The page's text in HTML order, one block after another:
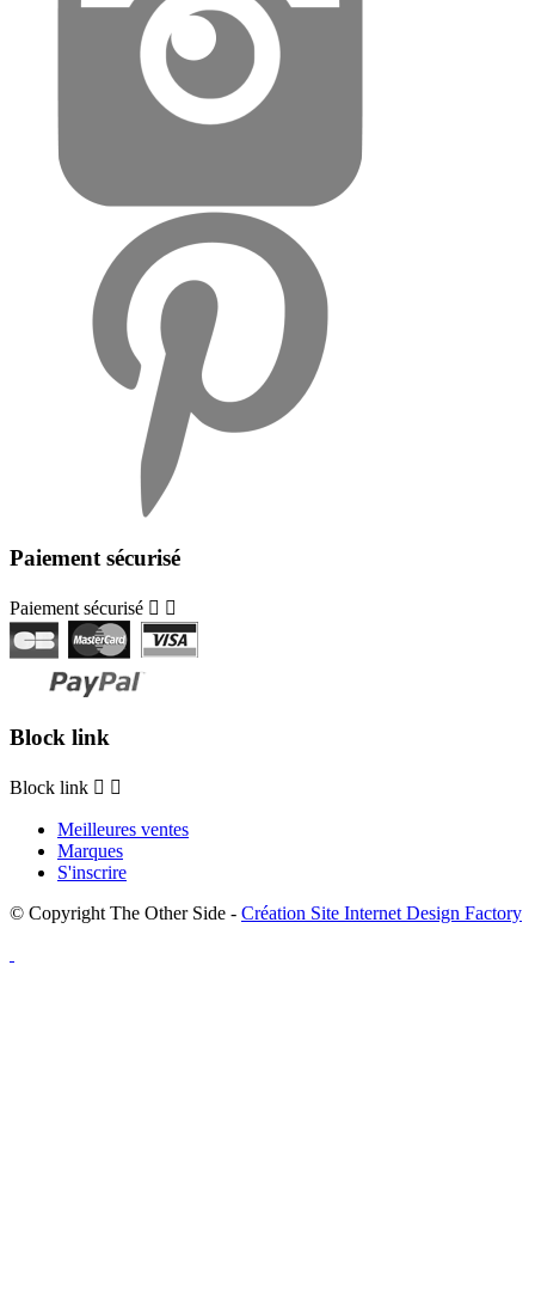
Paiement sécurisé
Paiement sécurisé  
Block link
Block link  
Meilleures ventes
Marques
S'inscrire
© Copyright The Other Side - Création Site Internet Design Factory